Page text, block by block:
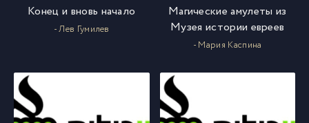
Конец и вновь начало
- Лев Гумилев
Магические амулеты из
Музея истории евреев
- Мария Каспина